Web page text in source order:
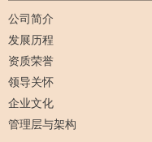
公司简介
发展历程
资质荣誉
领导关怀
企业文化
管理层与架构